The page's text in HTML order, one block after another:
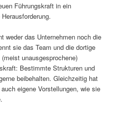
Führungskraft in ein
weder das Unternehmen noch die
sie das Team und die dortige
unausgesprochene)
Bestimmte Strukturen und
beibehalten. Gleichzeitig hat
eigene Vorstellungen, wie sie